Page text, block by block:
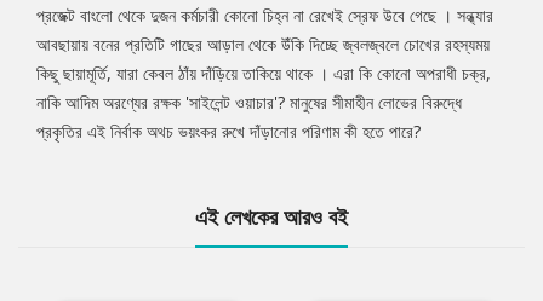
Article
প্রজেক্ট বাংলো থেকে দুজন কর্মচারী কোনো চিহ্ন না রেখেই স্রেফ উবে গেছে । সন্ধ্যার
আবছায়ায় বনের প্রতিটি গাছের আড়াল থেকে উঁকি দিচ্ছে জ্বলজ্বলে চোখের রহস্যময়
কিছু ছায়ামূর্তি, যারা কেবল ঠাঁয় দাঁড়িয়ে তাকিয়ে থাকে । এরা কি কোনো অপরাধী চক্র,
নাকি আদিম অরণ্যের রক্ষক 'সাইলেন্ট ওয়াচার'? মানুষের সীমাহীন লোভের বিরুদ্ধে
প্রকৃতির এই নির্বাক অথচ ভয়ংকর রুখে দাঁড়ানোর পরিণাম কী হতে পারে?
এই লেখকের আরও বই